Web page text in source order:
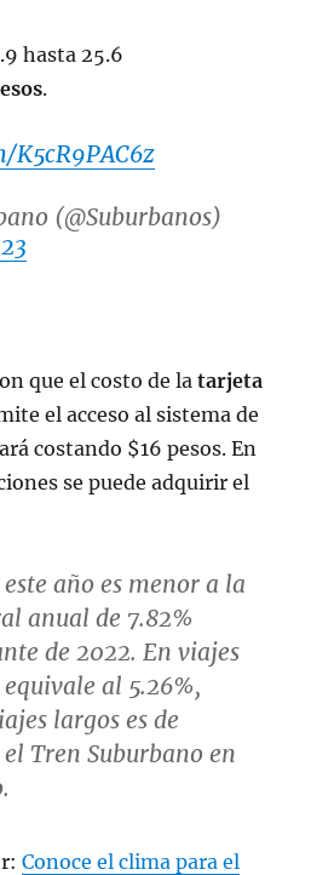
hasta 25.6
.
(@Suburbanos)
que el costo de la tarjeta
el acceso al sistema de
costando $16 pesos. En
se puede adquirir el
año es menor a la
anual de 7.82%
de 2022. En viajes
al 5.26%,
largos es de
Tren Suburbano en
Conoce el clima para el